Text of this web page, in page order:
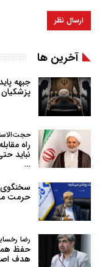
آخرین ها
جبهه
پزشکیان
راه
نباید
…
سخنگوی
حرمت
رضا
حفظ
هدف